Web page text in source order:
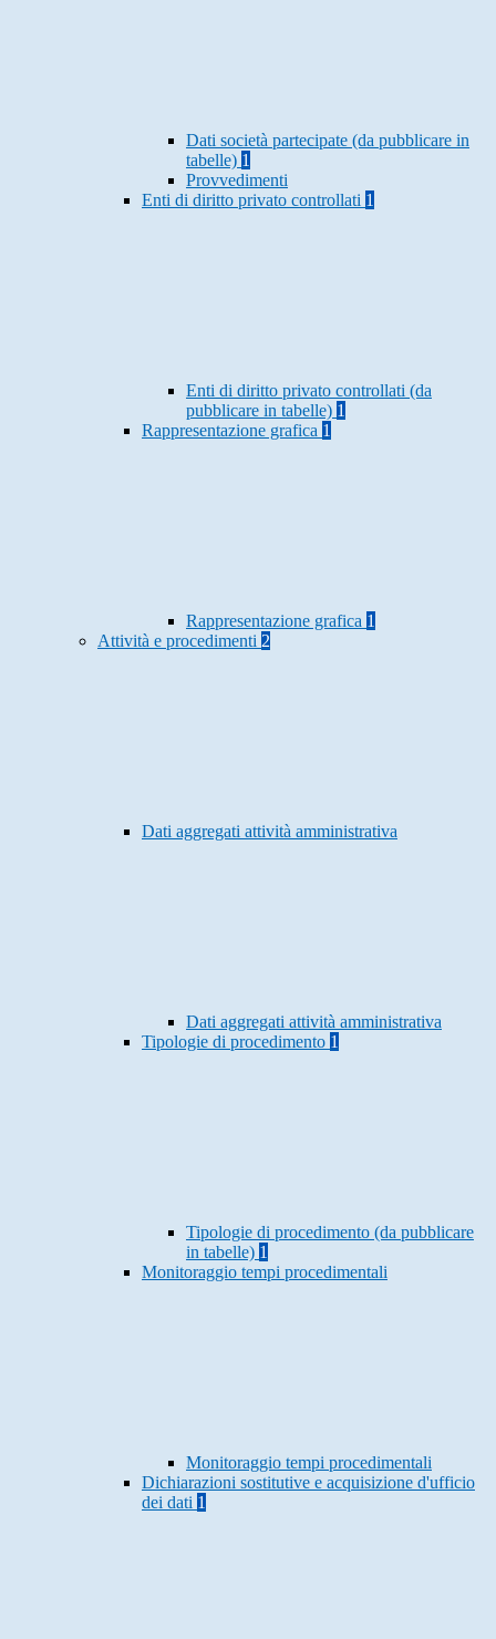
Dati società partecipate (da pubblicare in
tabelle) 1
Provvedimenti
Enti di diritto privato controllati 1
Enti di diritto privato controllati (da
pubblicare in tabelle) 1
Rappresentazione grafica 1
Rappresentazione grafica 1
Attività e procedimenti 2
Dati aggregati attività amministrativa
Dati aggregati attività amministrativa
Tipologie di procedimento 1
Tipologie di procedimento (da pubblicare
in tabelle) 1
Monitoraggio tempi procedimentali
Monitoraggio tempi procedimentali
Dichiarazioni sostitutive e acquisizione d'ufficio
dei dati 1